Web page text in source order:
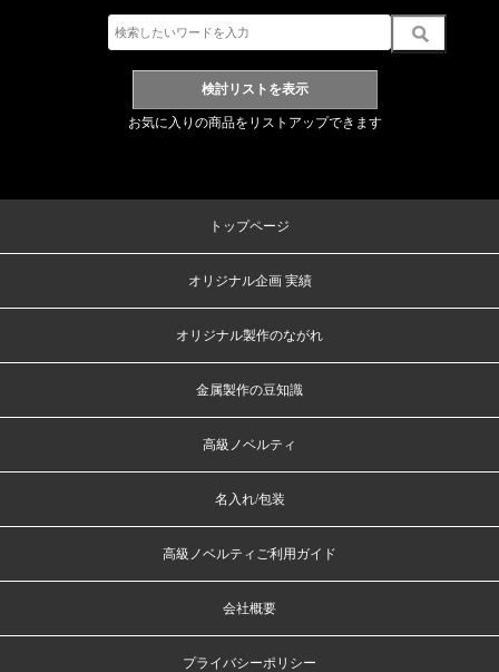
お気に入りの商品をリストアップできます
トップページ
オリジナル企画 実績
オリジナル製作のながれ
金属製作の豆知識
高級ノベルティ
名入れ/包装
高級ノベルティご利用ガイド
会社概要
プライバシーポリシー